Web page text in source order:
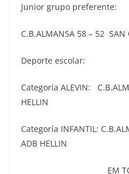
Junior grupo preferente:
C.B.ALMANSA 58 – 52 SAN
Deporte escolar:
Categoría ALEVIN:
HELLIN
Categoría INFANTIL:
ADB HELLIN
EM